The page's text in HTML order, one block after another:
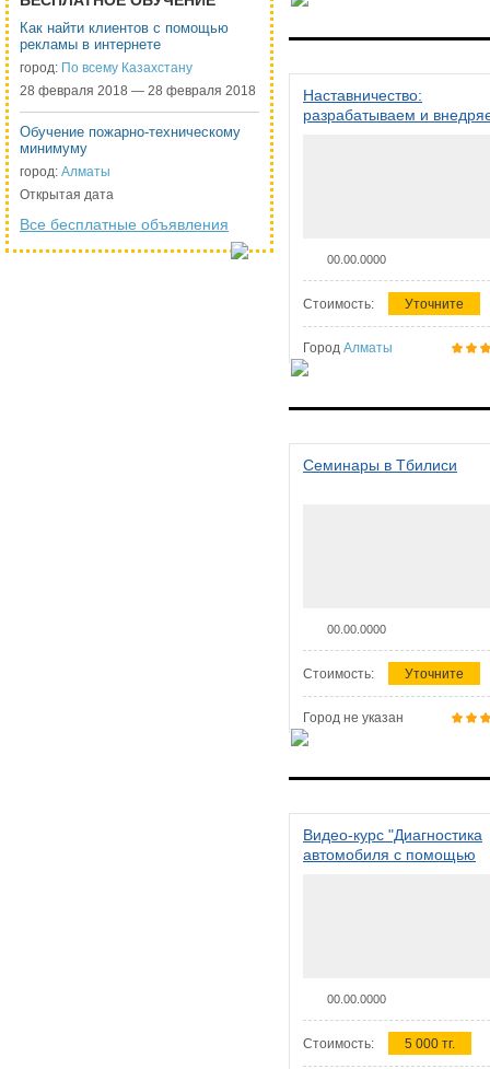
Как найти клиентов с помощью
рекламы в интернете
город: По всему Казахстану
28 февраля 2018 — 28 февраля 2018
Обучение пожарно-техническому
минимуму
город: Алматы
Открытая дата
Все бесплатные объявления
Наставничество:
разрабатываем и
00.00.0000
Стоимость: Уточните
Город Алматы
Семинары в Тбилиси
00.00.0000
Стоимость: Уточните
Город не указан
Видео-курс "Диагностика
автомобиля с помощью
00.00.0000
Стоимость: 5 000 тг.